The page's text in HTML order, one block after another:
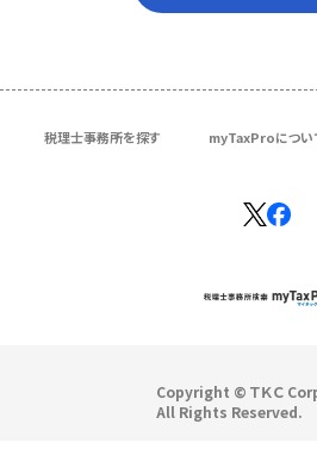
税理士事務所を探す myTaxProについ
Copyright © ＴＫＣ
All Rights Reserved.